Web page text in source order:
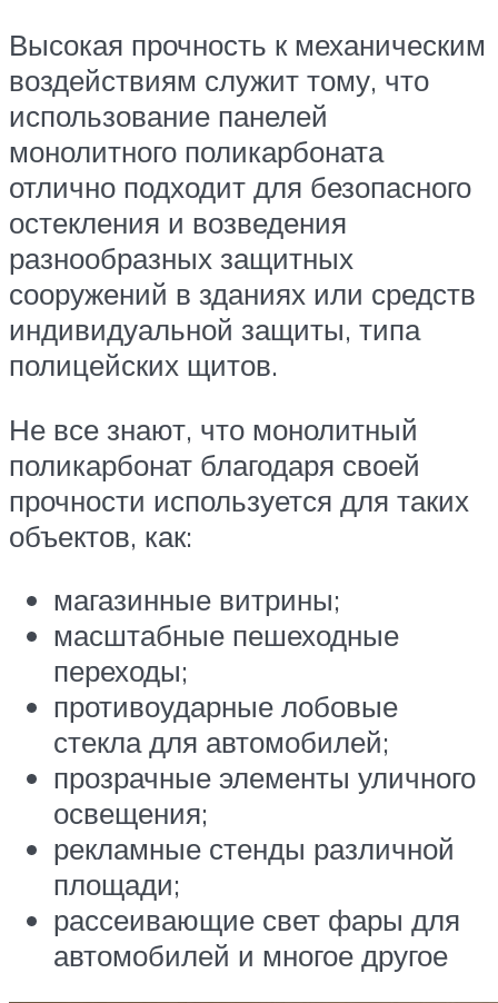
Высокая прочность к механическим
воздействиям служит тому, что
использование панелей
монолитного поликарбоната
отлично подходит для безопасного
остекления и возведения
разнообразных защитных
сооружений в зданиях или средств
индивидуальной защиты, типа
полицейских щитов.
Не все знают, что монолитный
поликарбонат благодаря своей
прочности используется для таких
объектов, как:
магазинные витрины;
масштабные пешеходные
переходы;
противоударные лобовые
стекла для автомобилей;
прозрачные элементы уличного
освещения;
рекламные стенды различной
площади;
рассеивающие свет фары для
автомобилей и многое другое